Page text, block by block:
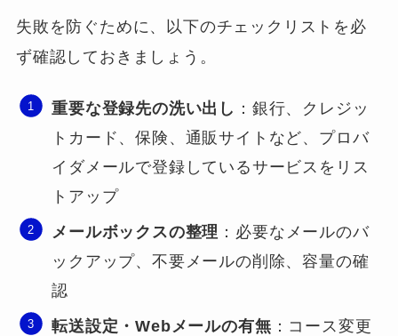
失敗を防ぐために、以下のチェックリストを必
ず確認しておきましょう。
重要な登録先の洗い出し ：銀行、クレジッ
トカード、保険、通販サイトなど、プロバ
イダメールで登録しているサービスをリス
トアップ
メールボックスの整理 ：必要なメールのバ
ックアップ、不要メールの削除、容量の確
認
転送設定・Webメールの有無 ：コース変更